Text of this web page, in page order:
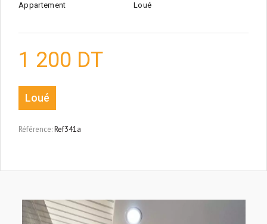
Appartement
Loué
1 200 DT
Loué
Référence:Ref341a